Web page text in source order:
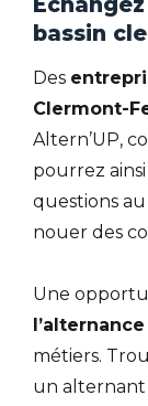
bassin
Des
Clermont-
Altern’UP,
pourrez
questions au
nouer des
Une
l’alternance
métiers.
un alternant